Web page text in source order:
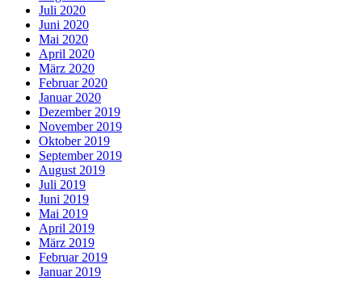
Juli 2020
Juni 2020
Mai 2020
April 2020
März 2020
Februar 2020
Januar 2020
Dezember 2019
November 2019
Oktober 2019
September 2019
August 2019
Juli 2019
Juni 2019
Mai 2019
April 2019
März 2019
Februar 2019
Januar 2019